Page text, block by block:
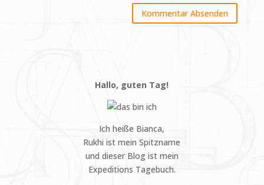
Hallo, guten Tag!
Ich heiße Bianca,
Rukhi ist mein Spitzname
und dieser Blog ist mein
Expeditions Tagebuch.